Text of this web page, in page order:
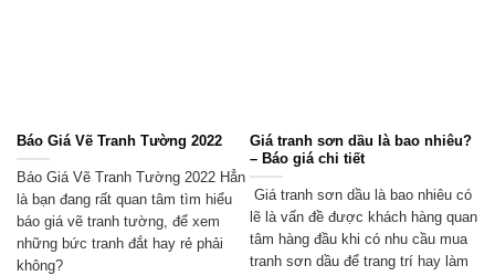
Báo Giá Vẽ Tranh Tường 2022
Báo Giá Vẽ Tranh Tường 2022 Hẳn
là bạn đang rất quan tâm tìm hiểu
báo giá vẽ tranh tường, để xem
những bức tranh đắt hay rẻ phải
không?
Giá tranh sơn dầu là bao nhiêu?
– Báo giá chi tiết
Giá tranh sơn dầu là bao nhiêu có
lẽ là vấn đề được khách hàng quan
tâm hàng đầu khi có nhu cầu mua
tranh sơn dầu để trang trí hay làm